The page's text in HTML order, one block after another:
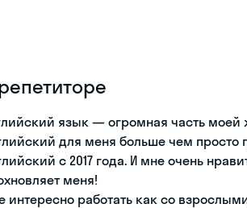
язык — огромная часть моей
для меня больше чем просто
с 2017 года. И мне очень
меня!
интересно работать как со